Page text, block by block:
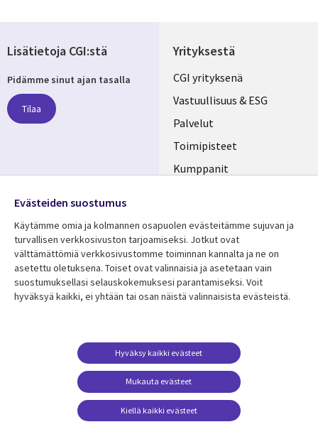
Yrityksestä
Useful
links
FINLAND
CGI yrityksenä
Vastuullisuus & ESG
Palvelut
Toimipisteet
Kumppanit
Resurssikeskus
Library
FINLAND
Asiakastarinat
Lisätietoa
Legal
Tietosuoja
Käyttöehdot
Yhteystiedot
Evästeasetuksesi
Lisätietoja CGI:stä
Pidämme sinut ajan tasalla
Tilaa
Media
FINLAND
Evästeiden suostumus
Käytämme omia ja kolmannen osapuolen evästeitämme sujuvan ja
turvallisen verkkosivuston tarjoamiseksi. Jotkut ovat
välttämättömiä verkkosivustomme toiminnan kannalta ja ne on
asetettu oletuksena. Toiset ovat valinnaisia ​​ja asetetaan vain
suostumuksellasi selauskokemuksesi parantamiseksi. Voit
hyväksyä kaikki, ei yhtään tai osan näistä valinnaisista evästeistä.
Mukauta evästeet
Hyväksy kaikki evästeet
Kiellä kaikki evästeet